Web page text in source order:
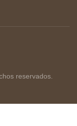
reservados.